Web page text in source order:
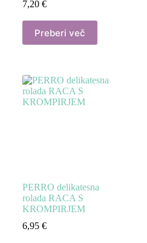
7,20€
Preberi več
PERRO delikatesna
rolada RACA S
KROMPIRJEM
6,95€